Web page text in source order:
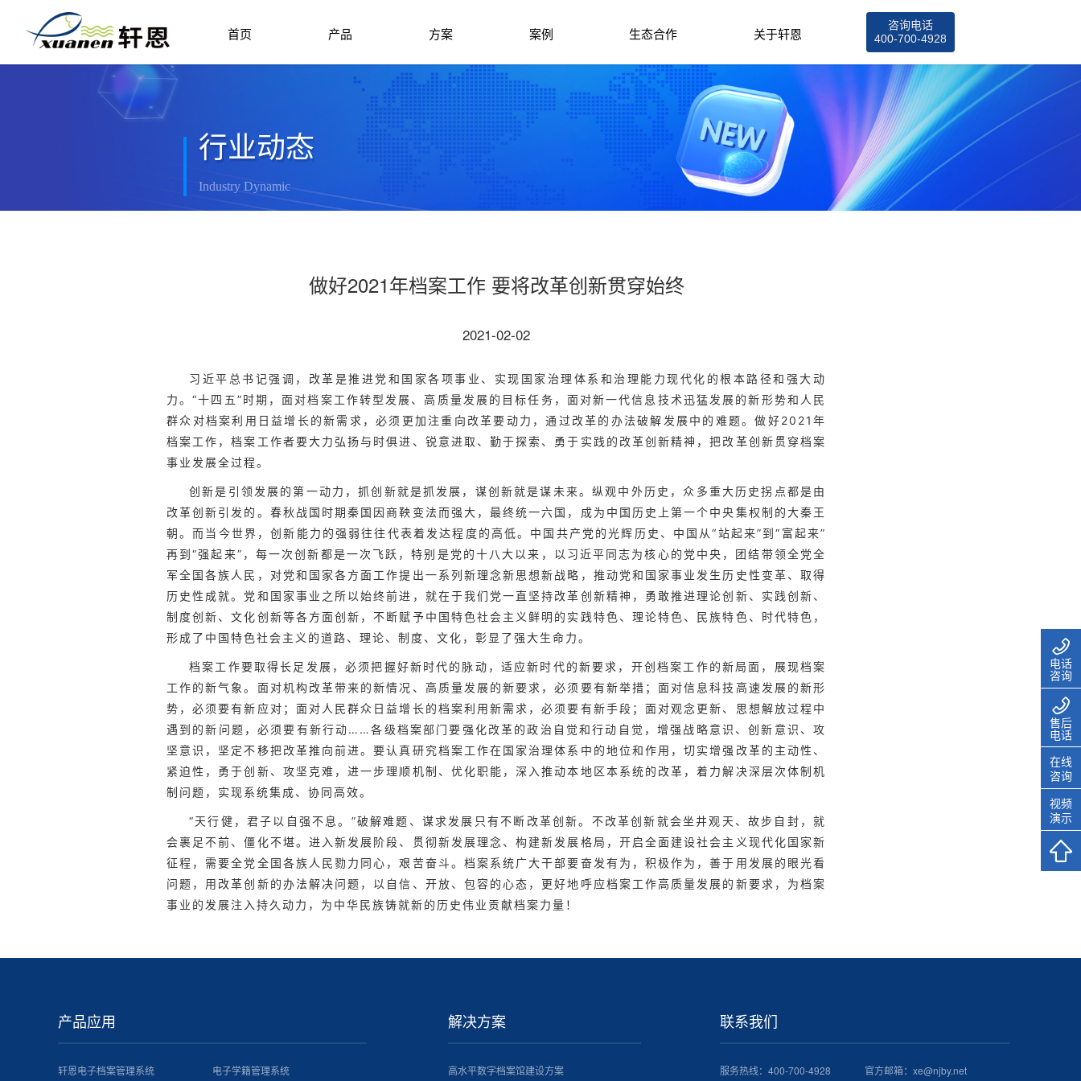
首页 产品 方案 案例 生态合作 关于轩恩
咨询电话
400-700-4928
行业动态
Industry Dynamic
做好2021年档案工作 要将改革创新贯穿始终
2021-02-02
习近平总书记强调，改革是推进党和国家各项事业、实现国家治理体系和治理能力现代化的根本路径和强大动
力。“十四五”时期，面对档案工作转型发展、高质量发展的目标任务，面对新一代信息技术迅猛发展的新形势和人民
群众对档案利用日益增长的新需求，必须更加注重向改革要动力，通过改革的办法破解发展中的难题。做好2021年
档案工作，档案工作者要大力弘扬与时俱进、锐意进取、勤于探索、勇于实践的改革创新精神，把改革创新贯穿档案
事业发展全过程。
创新是引领发展的第一动力，抓创新就是抓发展，谋创新就是谋未来。纵观中外历史，众多重大历史拐点都是由
改革创新引发的。春秋战国时期秦国因商鞅变法而强大，最终统一六国，成为中国历史上第一个中央集权制的大秦王
朝。而当今世界，创新能力的强弱往往代表着发达程度的高低。中国共产党的光辉历史、中国从“站起来”到“富起来”
再到“强起来”，每一次创新都是一次飞跃，特别是党的十八大以来，以习近平同志为核心的党中央，团结带领全党全
军全国各族人民，对党和国家各方面工作提出一系列新理念新思想新战略，推动党和国家事业发生历史性变革、取得
历史性成就。党和国家事业之所以始终前进，就在于我们党一直坚持改革创新精神，勇敢推进理论创新、实践创新、
制度创新、文化创新等各方面创新，不断赋予中国特色社会主义鲜明的实践特色、理论特色、民族特色、时代特色，
形成了中国特色社会主义的道路、理论、制度、文化，彰显了强大生命力。
档案工作要取得长足发展，必须把握好新时代的脉动，适应新时代的新要求，开创档案工作的新局面，展现档案
工作的新气象。面对机构改革带来的新情况、高质量发展的新要求，必须要有新举措；面对信息科技高速发展的新形
势，必须要有新应对；面对人民群众日益增长的档案利用新需求，必须要有新手段；面对观念更新、思想解放过程中
遇到的新问题，必须要有新行动……各级档案部门要强化改革的政治自觉和行动自觉，增强战略意识、创新意识、攻
坚意识，坚定不移把改革推向前进。要认真研究档案工作在国家治理体系中的地位和作用，切实增强改革的主动性、
紧迫性，勇于创新、攻坚克难，进一步理顺机制、优化职能，深入推动本地区本系统的改革，着力解决深层次体制机
制问题，实现系统集成、协同高效。
“天行健，君子以自强不息。”破解难题、谋求发展只有不断改革创新。不改革创新就会坐井观天、故步自封，就
会裹足不前、僵化不堪。进入新发展阶段、贯彻新发展理念、构建新发展格局，开启全面建设社会主义现代化国家新
征程，需要全党全国各族人民勠力同心，艰苦奋斗。档案系统广大干部要奋发有为，积极作为，善于用发展的眼光看
问题，用改革创新的办法解决问题，以自信、开放、包容的心态，更好地呼应档案工作高质量发展的新要求，为档案
事业的发展注入持久动力，为中华民族铸就新的历史伟业贡献档案力量！
产品应用
轩恩电子档案管理系统 电子学籍管理系统
解决方案
高水平数字档案馆建设方案
联系我们
服务热线：400-700-4928 官方邮箱：xe@njby.net
电话
咨询
售后
电话
在线
咨询
视频
演示